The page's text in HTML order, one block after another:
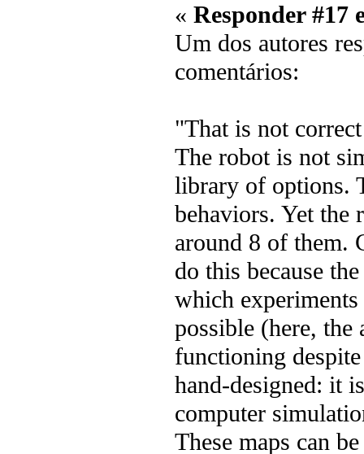
« Responder #17
Um dos autores
comentários:
"That is not
The robot is not
library of options.
behaviors. Yet the
around 8 of them.
do this because
which
possible (here, the
functioning
hand-designed: it
computer
These maps can